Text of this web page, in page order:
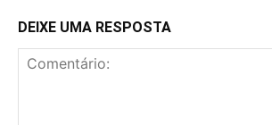
DEIXE UMA RESPOSTA